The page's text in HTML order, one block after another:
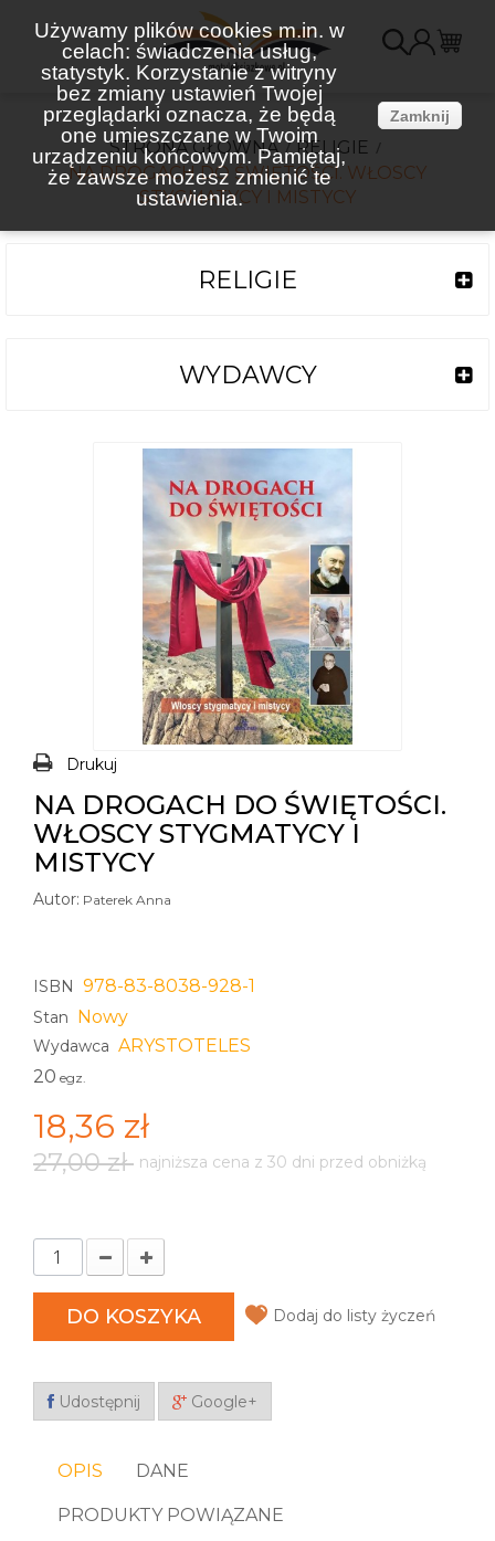
Używamy plików cookies m.in. w
celach: świadczenia usług,
statystyk. Korzystanie z witryny
bez zmiany ustawień Twojej
przeglądarki oznacza, że będą
one umieszczane w Twoim
urządzeniu końcowym. Pamiętaj,
że zawsze możesz zmienić te
ustawienia.
Zamknij
STRONA GŁÓWNA
RELIGIE
NA DROGACH DO ŚWIĘTOŚCI. WŁOSCY
STYGMATYCY I MISTYCY
RELIGIE
WYDAWCY
Drukuj
NA DROGACH DO ŚWIĘTOŚCI.
WŁOSCY STYGMATYCY I
MISTYCY
Autor: Paterek Anna
ISBN 978-83-8038-928-1
Stan Nowy
Wydawca ARYSTOTELES
20 egz.
18,36 zł
27,00 zł najniższa cena z 30 dni przed obniżką
DO KOSZYKA Dodaj do listy życzeń
Udostępnij Google+
OPIS DANE
PRODUKTY POWIĄZANE